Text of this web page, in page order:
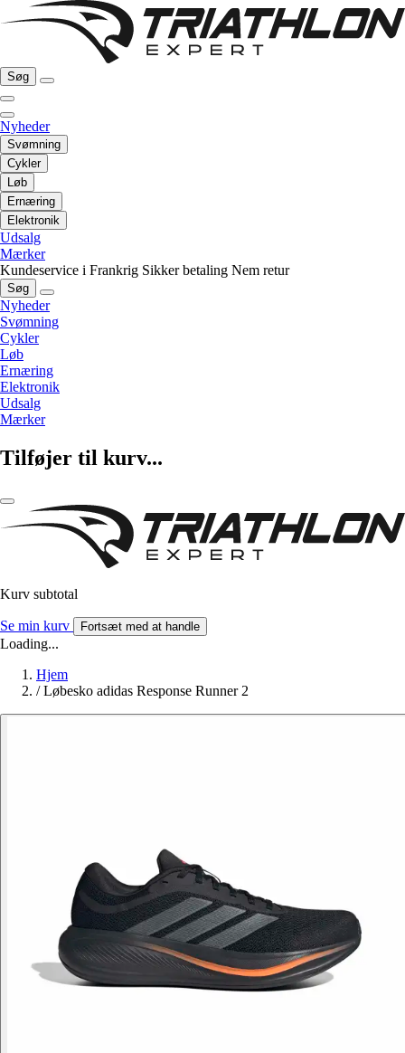
Søg
Nyheder
Svømning
Cykler
Løb
Ernæring
Elektronik
Udsalg
Mærker
Kundeservice i Frankrig Sikker betaling Nem retur
Søg
Nyheder
Svømning
Cykler
Løb
Ernæring
Elektronik
Udsalg
Mærker
Tilføjer til kurv...
Kurv subtotal
Se min kurv Fortsæt med at handle
Loading...
Hjem
/ Løbesko adidas Response Runner 2